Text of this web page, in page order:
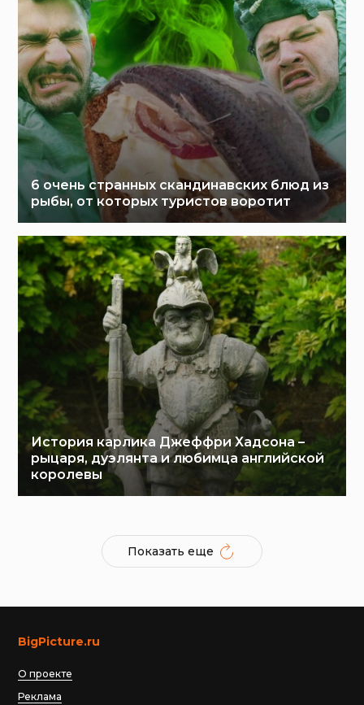
6 очень странных скандинавских блюд из
рыбы, от которых туристов воротит
История карлика Джеффри Хадсона –
рыцаря, дуэлянта и любимца английской
королевы
Показать еще
BigPicture.ru
О проекте
Реклама